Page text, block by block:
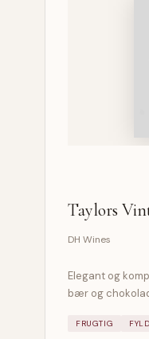
Taylors
DH Wines
Elegant og
bær og
FRUGTIG